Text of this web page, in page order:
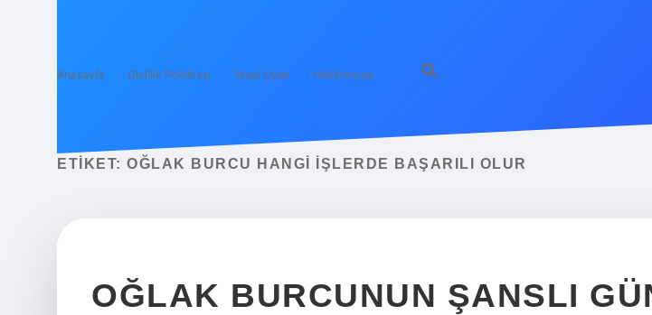
Anasayfa Gizlilik Politikası Yasal Uyarı Hakkımızda
ETIKET: OĞLAK BURCU HANGI IŞLERDE BAŞARILI OLUR
OĞLAK BURCUNUN ŞANSLI